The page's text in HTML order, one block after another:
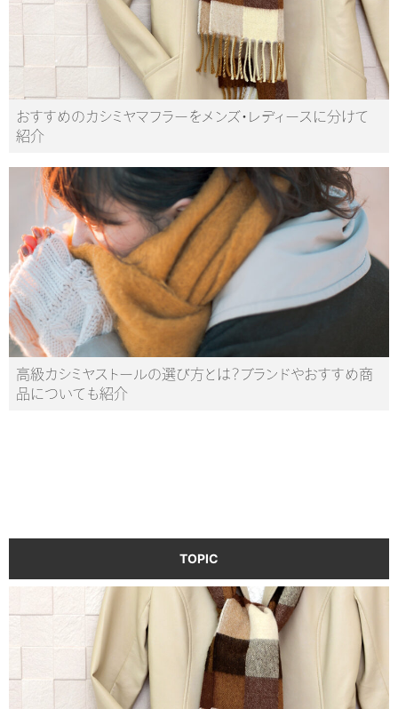
おすすめのカシミヤマフラーをメンズ・レディースに分けて
紹介
高級カシミヤストールの選び方とは？ブランドやおすすめ商
品についても紹介
TOPIC